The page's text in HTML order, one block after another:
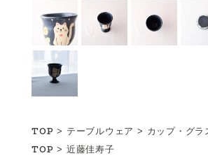
TOP > テーブルウェア > カップ・グラ
TOP > 近藤佳寿子